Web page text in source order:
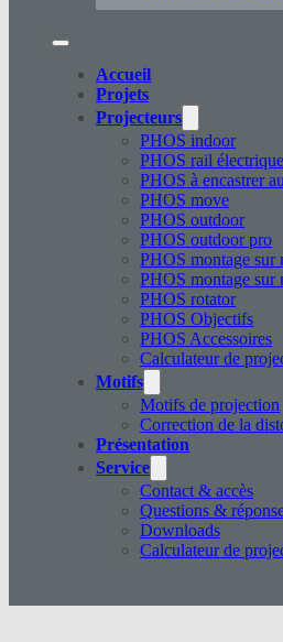
Accueil
Projets
Projecteurs
PHOS indoor
PHOS rail électrique
PHOS à encastrer
PHOS move
PHOS outdoor
PHOS outdoor pro
PHOS montage sur
PHOS montage sur
PHOS rotator
PHOS Objectifs
PHOS Accessoires
Calculateur de
Motifs
Motifs de projection
Correction de la
Présentation
Service
Contact & accès
Questions &
Downloads
Calculateur de